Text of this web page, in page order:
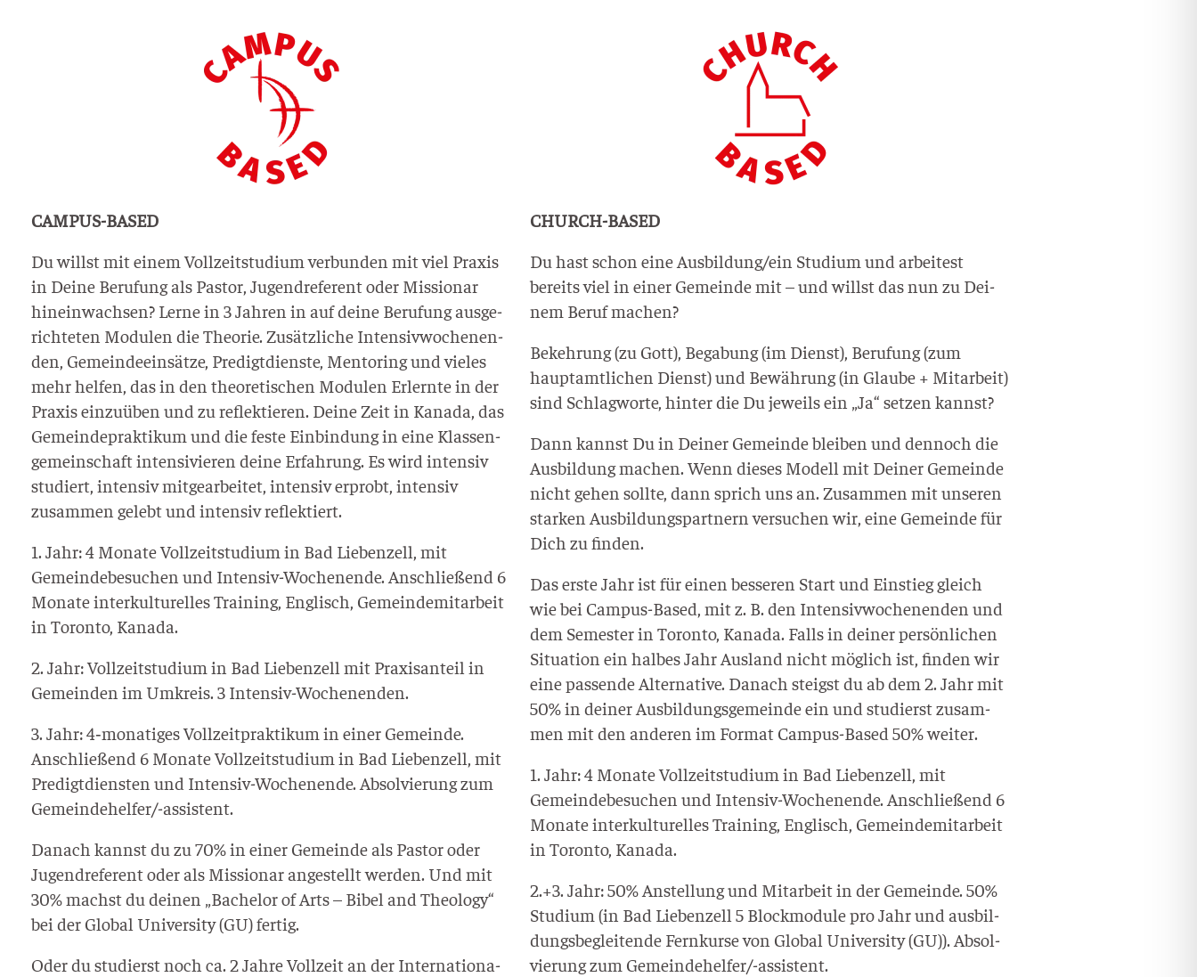
CAMPUS-BASED
Du willst mit einem Voll­zeit­stu­di­um ver­bun­den mit viel Pra­xis
in Dei­ne Beru­fung als Pas­tor, Jugend­re­fe­rent oder Mis­sio­nar
hin­ein­wach­sen? Ler­ne in 3 Jah­ren in auf dei­ne Beru­fung aus­ge­
rich­te­ten Modu­len die Theo­rie. Zusätz­li­che Inten­siv­wo­chen­en­
den, Gemein­de­ein­sät­ze, Pre­digt­diens­te, Men­to­ring und vie­les
mehr hel­fen, das in den theo­re­ti­schen Modu­len Erlern­te in der
Pra­xis ein­zu­üben und zu reflek­tie­ren. Dei­ne Zeit in Kana­da, das
Gemein­de­prak­ti­kum und die fes­te Ein­bin­dung in eine Klas­sen­
ge­mein­schaft inten­si­vie­ren dei­ne Erfah­rung. Es wird inten­siv
stu­diert, inten­siv mit­ge­ar­bei­tet, inten­siv erprobt, inten­siv
zusam­men gelebt und inten­siv reflektiert.
1. Jahr: 4 Mona­te Voll­zeit­stu­di­um in Bad Lie­ben­zell, mit
Gemein­de­be­su­chen und Inten­siv-Wochen­en­de. Anschlie­ßend 6
Mona­te inter­kul­tu­rel­les Trai­ning, Eng­lisch, Gemein­de­mit­ar­beit
in Toron­to, Kanada.
2. Jahr: Voll­zeit­stu­di­um in Bad Lie­ben­zell mit Pra­xis­an­teil in
Gemein­den im Umkreis. 3 Intensiv-Wochenenden.
3. Jahr: 4‑monatiges Voll­zeit­prak­ti­kum in einer Gemein­de.
Anschlie­ßend 6 Mona­te Voll­zeit­stu­di­um in Bad Lie­ben­zell, mit
Pre­digt­diens­ten und Inten­siv-Wochen­en­de. Absol­vie­rung zum
Gemein­de­hel­fer/-assis­tent.
Danach kannst du zu 70% in einer Gemein­de als Pas­tor oder
Jugend­re­fe­rent oder als Mis­sio­nar ange­stellt wer­den. Und mit
30% machst du dei­nen „Bache­lor of Arts – Bibel and Theo­lo­gy“
bei der Glo­bal Uni­ver­si­ty (GU) fertig.
Oder du stu­dierst noch ca. 2 Jah­re Voll­zeit an der Inter­na­tio­na­
CHURCH-BASED
Du hast schon eine Ausbildung/ein Stu­di­um und arbei­test
bereits viel in einer Gemein­de mit – und willst das nun zu Dei­
nem Beruf machen?
Bekeh­rung (zu Gott), Bega­bung (im Dienst), Beru­fung (zum
haupt­amt­li­chen Dienst) und Bewäh­rung (in Glau­be + Mit­ar­beit)
sind Schlag­wor­te, hin­ter die Du jeweils ein „Ja“ set­zen kannst?
Dann kannst Du in Dei­ner Gemein­de blei­ben und den­noch die
Aus­bil­dung machen. Wenn die­ses Modell mit Dei­ner Gemein­de
nicht gehen soll­te, dann sprich uns an. Zusam­men mit unse­ren
star­ken Aus­bil­dungs­part­nern ver­su­chen wir, eine Gemein­de für
Dich zu finden.
Das ers­te Jahr ist für einen bes­se­ren Start und Ein­stieg gleich
wie bei Cam­pus-Based, mit z. B. den Inten­siv­wo­chen­en­den und
dem Semes­ter in Toron­to, Kana­da. Falls in dei­ner per­sön­li­chen
Situa­ti­on ein hal­bes Jahr Aus­land nicht mög­lich ist, fin­den wir
eine pas­sen­de Alter­na­ti­ve. Danach steigst du ab dem 2. Jahr mit
50% in dei­ner Aus­bil­dungs­ge­mein­de ein und stu­dierst zusam­
men mit den ande­ren im For­mat Cam­pus-Based 50% weiter.
1. Jahr: 4 Mona­te Voll­zeit­stu­di­um in Bad Lie­ben­zell, mit
Gemein­de­be­su­chen und Inten­siv-Wochen­en­de. Anschlie­ßend 6
Mona­te inter­kul­tu­rel­les Trai­ning, Eng­lisch, Gemein­de­mit­ar­beit
in Toron­to, Kanada.
2.+3. Jahr: 50% Anstel­lung und Mit­ar­beit in der Gemein­de. 50%
Stu­di­um (in Bad Lie­ben­zell 5 Block­mo­du­le pro Jahr und aus­bil­
dungs­be­glei­ten­de Fern­kur­se von Glo­bal Uni­ver­si­ty (GU)). Absol­
vie­rung zum Gemein­de­hel­fer/-assis­tent.